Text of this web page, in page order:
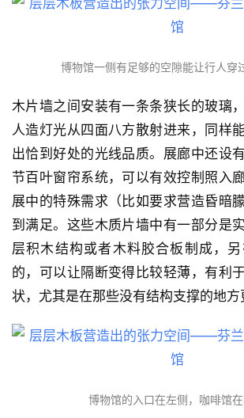
博物馆一侧有足够的空隙能让行人穿
木片墙之间安装有一条条狭长的玻璃
人造灯光从四面八方散射进来，同样
出恰到好处的光线品质。展廊中还设
节百叶窗帘系统，可以有效控制照入
展中的特殊需求（比如要求营造昏暗
到满足。这些木质片墙中有一部分是
层积木结构或者木料胶合板制成，
的，可以让隔断变得比较轻薄，有利
状，尤其是在那些没有结构支撑的地方
博物馆的入口在左侧，咖啡馆